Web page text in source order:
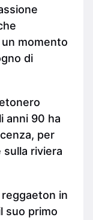
momento
di
anni 90 ha
per
riviera
in
suo primo